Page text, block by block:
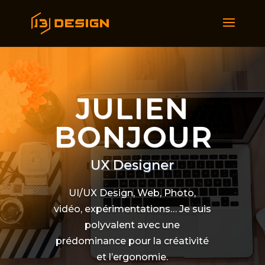
JULIEN
BONJOUR
UX Designer
UI/UX Design, Web, Photo,
vidéo, expérimentations… Je suis
polyvalent avec une
prédominance pour la créativité
et l’ergonomie.